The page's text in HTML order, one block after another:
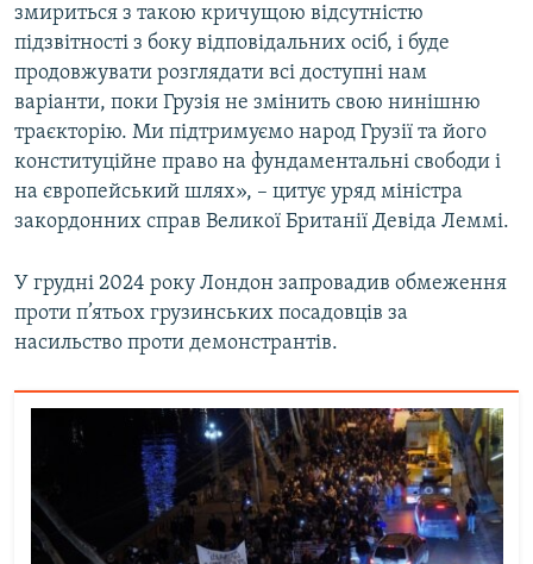
змириться з такою кричущою відсутністю
підзвітності з боку відповідальних осіб, і буде
продовжувати розглядати всі доступні нам
варіанти, поки Грузія не змінить свою нинішню
траєкторію. Ми підтримуємо народ Грузії та його
конституційне право на фундаментальні свободи і
на європейський шлях», – цитує уряд міністра
закордонних справ Великої Британії Девіда Леммі.
У грудні 2024 року Лондон запровадив обмеження
проти п’ятьох грузинських посадовців за
насильство проти демонстрантів.